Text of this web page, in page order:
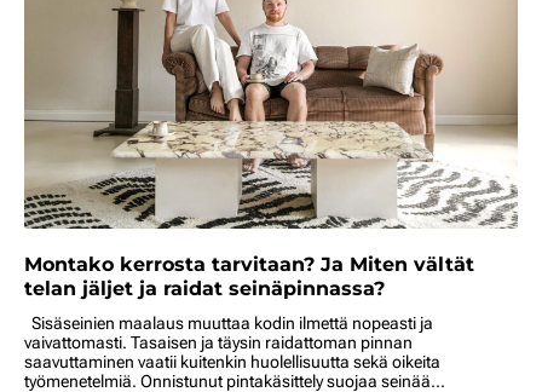
Montako kerrosta tarvitaan? Ja Miten vältät
telan jäljet ja raidat seinäpinnassa?
Sisäseinien maalaus muuttaa kodin ilmettä nopeasti ja
vaivattomasti. Tasaisen ja täysin raidattoman pinnan
saavuttaminen vaatii kuitenkin huolellisuutta sekä oikeita
työmenetelmiä. Onnistunut pintakäsittely suojaa seinää...